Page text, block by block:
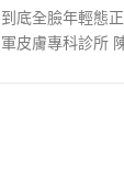
到底全臉年輕態
軍皮膚專科診所